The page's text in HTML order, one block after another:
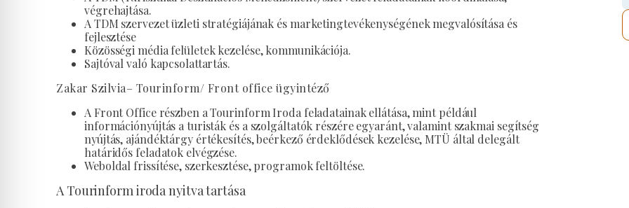
végrehajtása.
A TDM szervezet üzleti stratégiájának és marketingtevékenységének megvalósítása és
fejlesztése
Közösségi média felületek kezelése, kommunikációja.
Sajtóval való kapcsolattartás.
Zakar Szilvia– Tourinform/ Front office ügyintéző
A Front Office részben a Tourinform Iroda feladatainak ellátása, mint például
információnyújtás a turisták és a szolgáltatók részére egyaránt, valamint szakmai segítség
nyújtás, ajándéktárgy értékesítés, beérkező érdeklődések kezelése, MTÜ által delegált
határidős feladatok elvégzése.
Weboldal frissítése, szerkesztése, programok feltöltése.
A Tourinform iroda nyitva tartása